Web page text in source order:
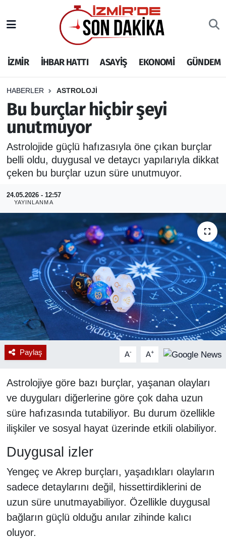
İZMİR İHBAR HATTI ASAYİŞ EKONOMİ GÜNDEM
HABERLER ASTROLOJİ
Bu burçlar hiçbir şeyi
unutmuyor
Astrolojide güçlü hafızasıyla öne çıkan burçlar
belli oldu, duygusal ve detaycı yapılarıyla dikkat
çeken bu burçlar uzun süre unutmuyor.
24.05.2026 - 12:57
YAYINLANMA
Paylaş A- A+
Astrolojiye göre bazı burçlar, yaşanan olayları
ve duyguları diğerlerine göre çok daha uzun
süre hafızasında tutabiliyor. Bu durum özellikle
ilişkiler ve sosyal hayat üzerinde etkili olabiliyor.
Duygusal izler
Yengeç ve Akrep burçları, yaşadıkları olayların
sadece detaylarını değil, hissettirdiklerini de
uzun süre unutmayabiliyor. Özellikle duygusal
bağların güçlü olduğu anılar zihinde kalıcı
oluyor.
İHBAR HATTI
DEPREM
GENEL
EKONOMİ
SİYASET
SPOR
RESMİ REKLAM
İzmir Nöbetçi Eczaneler
İzmir Hava Durumu
İzmir Namaz Vakitleri
İzmir Trafik Yoğunluk Haritası
Puan Durumu ve Fikstür
Tüm Manşetler
Son Dakika Haberleri